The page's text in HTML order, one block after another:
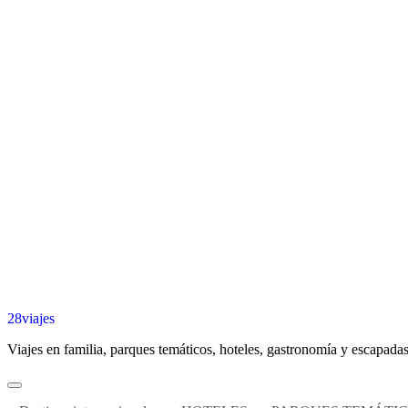
28viajes
Viajes en familia, parques temáticos, hoteles, gastronomía y